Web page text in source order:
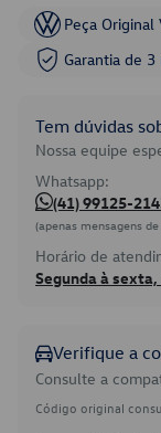
Peça Original
Garantia de
Tem dúvidas
Nossa equipe
Whatsapp:
(41) 99125-
(apenas mensagens
Horário de
Segunda à sexta,
Verifique a
Consulte a
Código original